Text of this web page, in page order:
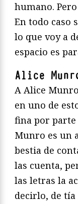
humano.
En todo caso
lo que voy a
espacio es
Alice
A Alice
en uno de
fina por parte
Munro es un
bestia de
las cuenta,
las letras la
decirlo, de tía